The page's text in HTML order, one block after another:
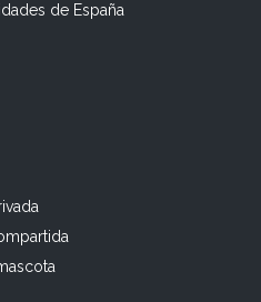
de España